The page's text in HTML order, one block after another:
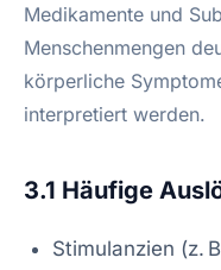
Medikamente und
Menschenmengen
körperliche
interpretiert werden.
3.1 Häufige
Stimulanzien (z.